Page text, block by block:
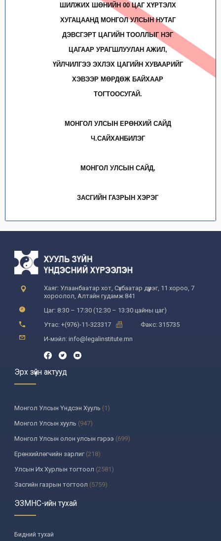
ШИЛЖИХ ШӨНИЙН 00 ЦАГ ХҮРТЭЛХ
ХУГАЦААНД МОНГОЛ УЛСЫН НУТАГ
ДЭВСГЭРТ ЦАГИЙН ТООЛЛЫГ НЭГ
ЦАГААР УРАГШЛУУЛАН АЖИЛ,
ҮЙЛЧИЛГЭЭ ЭХЛЭХ ЦАГИЙН ХУВААРИЙГ
ХЭВЭЭР МӨРДӨЖ БАЙХААР
ТОГТООСУГАЙ.
МОНГОЛ УЛСЫН ЕРӨНХИЙ САЙД
Ч.САЙХАНБИЛЭГ
МОНГОЛ УЛСЫН САЙД,
ЗАСГИЙН ГАЗРЫН ХЭРЭГ
Хаяг: Улаанбаатар хот, Сүхбаатар дүүрэг, 11 хороо, 7
хороолол, Алтайн гудамж 841
Цаг: 8:30 – 17:30 (12:30 – 13:30 цайны цаг)
Утас: +(976)-11-323317
Факс: 315735
И-мэйл: info@legalinstitute.mn
Эрх зүйн актууд
Монгол Улсын Үндсэн Хууль (1)
Монгол Улсын хууль (947)
Монгол Улсын олон улсын гэрээ (699)
Ерөнхийлөгчийн зарлиг(218)
Улсын Их Хурлын тогтоол (2581)
Засгийн газрын тогтоол (5759)
Үндсэн хуулийн цэцийн шийдвэр
Улсын дээд шүүхийн тогтоол
УИХ-аас томилогддог байгууллагын дарга, түүнтэй адилтгах албан
тушаалтны шийдвэр
ЭЗМНС-ийн тухай
Бидний тухай